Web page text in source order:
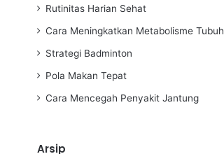
Rutinitas Harian Sehat
Cara Meningkatkan Metabolisme Tubuh
Strategi Badminton
Pola Makan Tepat
Cara Mencegah Penyakit Jantung
Arsip